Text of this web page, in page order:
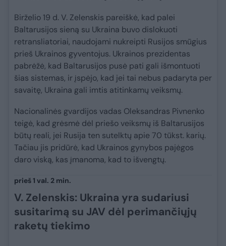
Birželio 19 d. V. Zelenskis pareiškė, kad palei
Baltarusijos sieną su Ukraina buvo dislokuoti
retransliatoriai, naudojami nukreipti Rusijos smūgius
prieš Ukrainos gyventojus. Ukrainos prezidentas
pabrėžė, kad Baltarusijos pusė pati gali išmontuoti
šias sistemas, ir įspėjo, kad jei tai nebus padaryta per
savaitę, Ukraina gali imtis atitinkamų veiksmų.
Nacionalinės gvardijos vadas Oleksandras Pivnenko
teigė, kad grėsmė dėl priešo veiksmų iš Baltarusijos
būtų reali, jei Rusija ten sutelktų apie 70 tūkst. karių.
Tačiau jis pridūrė, kad Ukrainos gynybos pajėgos
daro viską, kas įmanoma, kad to išvengtų.
prieš 1 val. 2 min.
V. Zelenskis: Ukraina yra sudariusi
susitarimą su JAV dėl perimančiųjų
raketų tiekimo